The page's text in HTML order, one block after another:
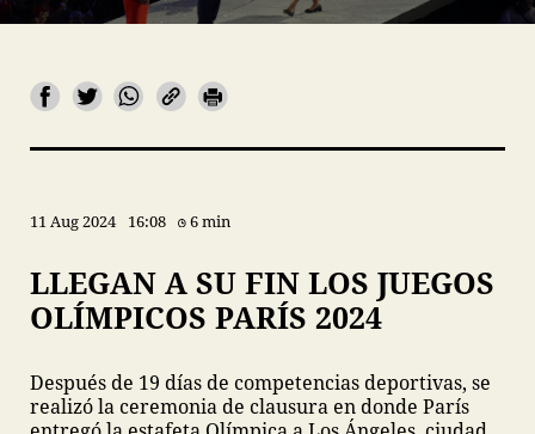
11 Aug 2024 16:08 6 min
LLEGAN A SU FIN LOS JUEGOS
OLÍMPICOS PARÍS 2024
Después de 19 días de competencias deportivas, se
realizó la ceremonia de clausura en donde París